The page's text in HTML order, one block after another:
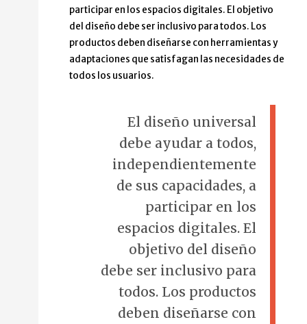
participar en los espacios digitales. El objetivo
del diseño debe ser inclusivo para todos. Los
productos deben diseñarse con herramientas y
adaptaciones que satisfagan las necesidades de
todos los usuarios.
El diseño universal
debe ayudar a todos,
independientemente
de sus capacidades, a
participar en los
espacios digitales. El
objetivo del diseño
debe ser inclusivo para
todos. Los productos
deben diseñarse con